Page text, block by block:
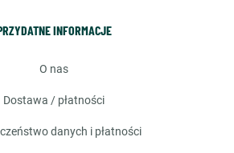
INFORMACJE
o nas
dostawa / płatności
danych i płatności